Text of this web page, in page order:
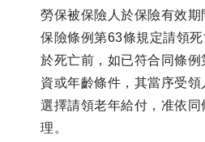
勞保被保險人於保險有效
保險條例第63條規定請領
於死亡前，如已符合同條
資或年齡條件，其當序受
選擇請領老年給付，准依
理。